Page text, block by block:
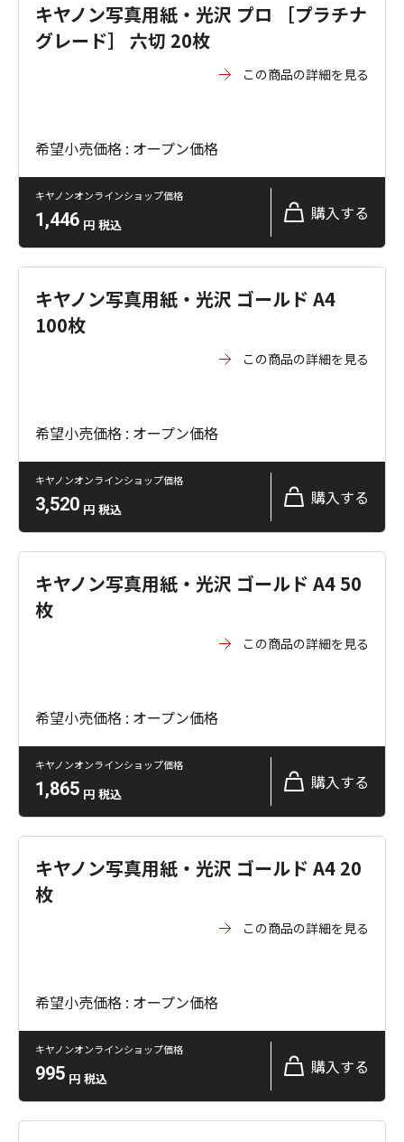
キヤノン写真用紙・光沢 プロ ［プラチナ
グレード］ 六切 20枚
この商品の詳細を見る
希望小売価格 : オープン価格
キヤノンオンラインショップ価格
1,446 円 税込
購入する
キヤノン写真用紙・光沢 ゴールド A4
100枚
この商品の詳細を見る
希望小売価格 : オープン価格
キヤノンオンラインショップ価格
3,520 円 税込
購入する
キヤノン写真用紙・光沢 ゴールド A4 50
枚
この商品の詳細を見る
希望小売価格 : オープン価格
キヤノンオンラインショップ価格
1,865 円 税込
購入する
キヤノン写真用紙・光沢 ゴールド A4 20
枚
この商品の詳細を見る
希望小売価格 : オープン価格
キヤノンオンラインショップ価格
995 円 税込
購入する